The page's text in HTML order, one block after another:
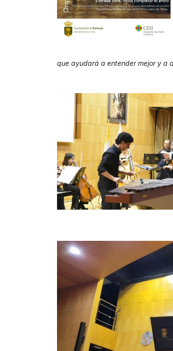
que ayudará a entender mejor y a